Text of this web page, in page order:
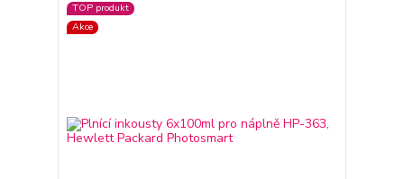
TOP produkt
Akce